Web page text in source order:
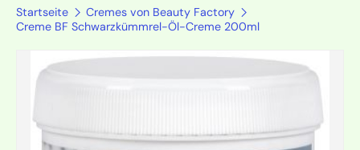
Startseite
Cremes von Beauty Factory
Creme BF Schwarzkümmrel-Öl-Creme 200ml
Zu Produktinformationen springen